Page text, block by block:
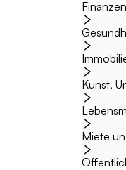
Finanzen
Kunst,
Miete